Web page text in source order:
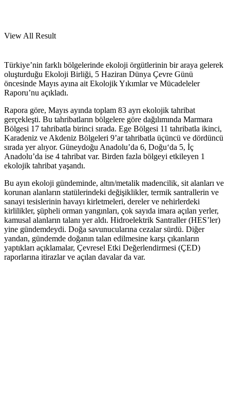
View All Result
Türkiye’nin farklı bölgelerinde ekoloji örgütlerinin bir araya gelerek
oluşturduğu Ekoloji Birliği, 5 Haziran Dünya Çevre Günü
öncesinde Mayıs ayına ait Ekolojik Yıkımlar ve Mücadeleler
Raporu’nu açıkladı.
Rapora göre, Mayıs ayında toplam 83 ayrı ekolojik tahribat
gerçekleşti. Bu tahribatların bölgelere göre dağılımında Marmara
Bölgesi 17 tahribatla birinci sırada. Ege Bölgesi 11 tahribatla ikinci,
Karadeniz ve Akdeniz Bölgeleri 9’ar tahribatla üçüncü ve dördüncü
sırada yer alıyor. Güneydoğu Anadolu’da 6, Doğu‘da 5, İç
Anadolu’da ise 4 tahribat var. Birden fazla bölgeyi etkileyen 1
ekolojik tahribat yaşandı.
Bu ayın ekoloji gündeminde, altın/metalik madencilik, sit alanları ve
korunan alanların statülerindeki değişiklikler, termik santrallerin ve
sanayi tesislerinin havayı kirletmeleri, dereler ve nehirlerdeki
kirlilikler, şüpheli orman yangınları, çok sayıda imara açılan yerler,
kamusal alanların talanı yer aldı. Hidroelektrik Santraller (HES’ler)
yine gündemdeydi. Doğa savunucularına cezalar sürdü. Diğer
yandan, gündemde doğanın talan edilmesine karşı çıkanların
yaptıkları açıklamalar, Çevresel Etki Değerlendirmesi (ÇED)
raporlarına itirazlar ve açılan davalar da var.